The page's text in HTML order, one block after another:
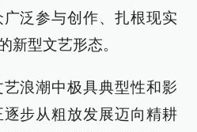
泛参与创作、扎根现实
新型文艺形态。
浪潮中极具典型性和影
步从粗放发展迈向精耕